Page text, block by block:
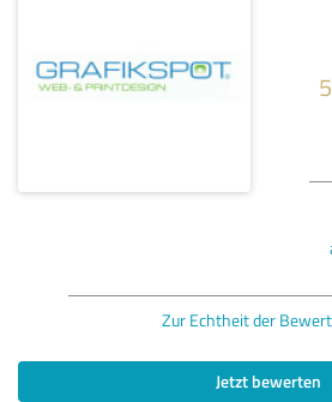
Zur Echtheit der
Jetzt bewerten